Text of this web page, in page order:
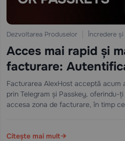
Dezvoltarea Produselor Încredere
Acces mai rapid și
facturare:
a sosit la AlexHost
Facturarea AlexHost acceptă acum
prin Telegram și Passkey, oferindu-
accesa zona de facturare, în timp
Citește mai mult